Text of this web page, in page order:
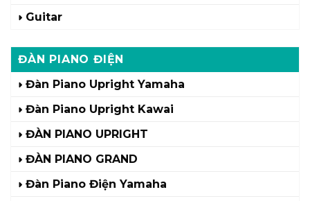
Guitar
ĐÀN PIANO ĐIỆN
Đàn Piano Upright Yamaha
Đàn Piano Upright Kawai
ĐÀN PIANO UPRIGHT
ĐÀN PIANO GRAND
Đàn Piano Điện Yamaha